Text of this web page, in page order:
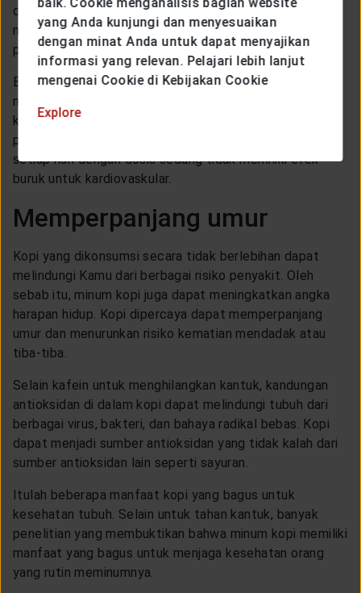
dalam darah. Mengonsumsi kopi dipercaya dapat
menjaga kesehatan jantung dan mengurangi risiko
penyakit kardiovaskular.
Berdasarkan beberapa penelitian, orang yang
mengonsumsi kopi tidak mudah terkena penyakit
kardiovaskular dibandingkan dengan orang yang tidak
pernah mengkonsumsi kopi sama sekali. Minum kopi
setiap hari dengan dosis sedang tidak memiliki efek
buruk untuk kardiovaskular.
Memperpanjang umur
Kopi yang dikonsumsi secara tidak berlebihan dapat
melindungi Kamu dari berbagai risiko penyakit. Oleh
sebab itu, minum kopi juga dapat meningkatkan angka
harapan hidup. Kopi dipercaya dapat memperpanjang
umur dan menurunkan risiko kematian mendadak atau
tiba-tiba.
Selain kafein untuk menghilangkan kantuk, kandungan
antioksidan di dalam kopi dapat melindungi tubuh dari
berbagai virus, bakteri, dan bahaya radikal bebas. Kopi
dapat menjadi sumber antioksidan yang tidak kalah dari
sumber antioksidan lain seperti sayuran.
Itulah beberapa manfaat kopi yang bagus untuk
kesehatan tubuh. Selain untuk tahan kantuk, banyak
penelitian yang membuktikan bahwa minum kopi memiliki
manfaat yang bagus untuk menjaga kesehatan orang
yang rutin meminumnya.
yang Anda kunjungi dan menyesuaikan
dengan minat Anda untuk dapat menyajikan
informasi yang relevan. Pelajari lebih lanjut
mengenai Cookie di Kebijakan Cookie
Explore